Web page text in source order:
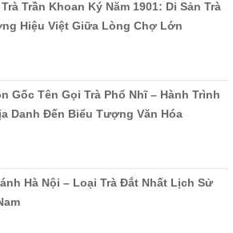
Trần Khoan Ký Năm 1901: Di Sản Trà
Hiệu Việt Giữa Lòng Chợ Lớn
Gốc Tên Gọi Trà Phổ Nhĩ – Hành Trình
Danh Đến Biểu Tượng Văn Hóa
Hà Nội – Loại Trà Đắt Nhất Lịch Sử